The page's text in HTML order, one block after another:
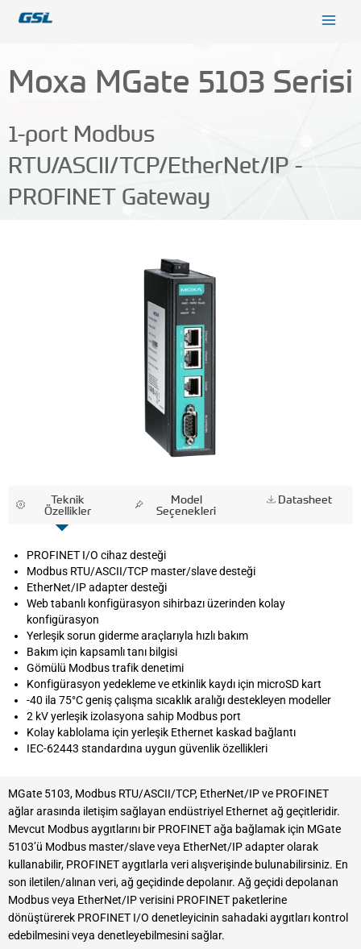
Moxa MGate 5103 Serisi
1-port Modbus
RTU/ASCII/TCP/EtherNet/IP -
PROFINET Gateway
Teknik
Özellikler
Model
Seçenekleri
Datasheet
PROFINET I/O cihaz desteği
Modbus RTU/ASCII/TCP master/slave desteği
EtherNet/IP adapter desteği
Web tabanlı konfigürasyon sihirbazı üzerinden kolay
konfigürasyon
Yerleşik sorun giderme araçlarıyla hızlı bakım
Bakım için kapsamlı tanı bilgisi
Gömülü Modbus trafik denetimi
Konfigürasyon yedekleme ve etkinlik kaydı için microSD kart
-40 ila 75°C geniş çalışma sıcaklık aralığı destekleyen modeller
2 kV yerleşik izolasyona sahip Modbus port
Kolay kablolama için yerleşik Ethernet kaskad bağlantı
IEC-62443 standardına uygun güvenlik özellikleri
MGate 5103, Modbus RTU/ASCII/TCP, EtherNet/IP ve PROFINET
ağlar arasında iletişim sağlayan endüstriyel Ethernet ağ geçitleridir.
Mevcut Modbus aygıtlarını bir PROFINET ağa bağlamak için MGate
5103’ü Modbus master/slave veya EtherNet/IP adapter olarak
kullanabilir, PROFINET aygıtlarla veri alışverişinde bulunabilirsiniz. En
son iletilen/alınan veri, ağ geçidinde depolanır. Ağ geçidi depolanan
Modbus veya EtherNet/IP verisini PROFINET paketlerine
dönüştürerek PROFINET I/O denetleyicinin sahadaki aygıtları kontrol
edebilmesini veya denetleyebilmesini sağlar.